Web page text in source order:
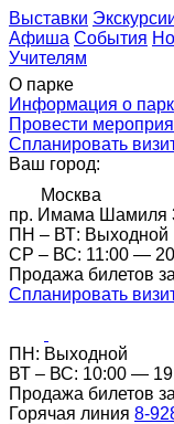
Выставки
Афиша События
Учителям
О парке
Информация о
Провести
Спланировать
Ваш город:
Москва
пр. Имама Шамиля
ПН – ВТ: Выходной
CР – ВС: 11:00 —
Продажа билетов
Спланировать
ПН: Выходной
ВТ – ВС: 10:00 —
Продажа билетов
Горячая линия 8-